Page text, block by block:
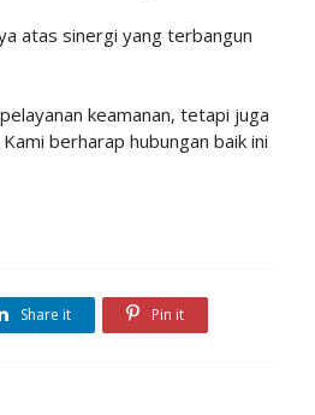
atas sinergi yang terbangun
keamanan, tetapi juga
berharap hubungan baik ini
Share it Pin it